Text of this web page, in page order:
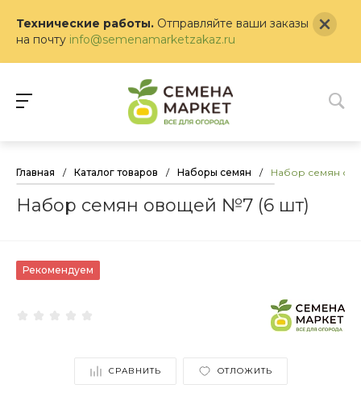
Технические работы. Отправляйте ваши заказы
на почту info@semenamarketzakaz.ru
Главная / Каталог товаров / Наборы семян / Набор семян
Набор семян овощей №7 (6 шт)
Рекомендуем
СРАВНИТЬ ОТЛОЖИТЬ